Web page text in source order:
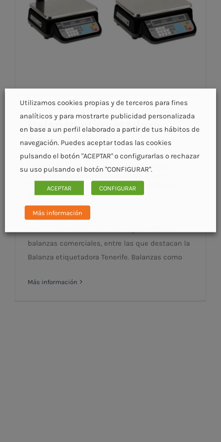
Balanza etiquetadora Tenerife
Balanza etiquetadora
Tenerife
Categorías:Balanza etiquetadora Tenerife | Etiquetas:
Balanzas etiquetas térmicas Tenerife, Balanzas
comerciales Tenerife
Balanzas Tenerife
Balanzas con impresora Tenerife
Balanzas con etiquetas Tenerife
balanzas comerciales, entre las que destacan la
Balanza etiquetadora Tenerife. Balanzas como
Más información
Utilizamos cookies propias y de terceros para fines
analíticos y para mostrarte publicidad personalizada
en base a un perfil elaborado a partir de tus hábitos de
navegación. Puedes aceptar todas las cookies
pulsando el botón "ACEPTAR" o configurarlas o rechazar
su uso pulsando el botón "CONFIGURAR".
ACEPTAR CONFIGURAR
Más información